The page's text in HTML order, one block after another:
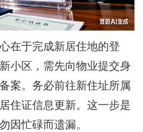
于完成新居住地的登
小区，需先向物业提交身
案。务必前往新住址所属
住证信息更新。这一步是
因忙碌而遗漏。